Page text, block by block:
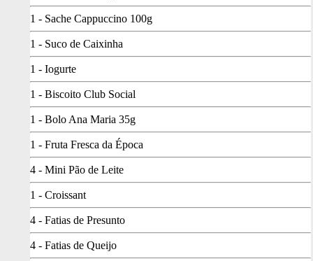
1 - Sache Cappuccino 100g
1 - Suco de Caixinha
1 - Iogurte
1 - Biscoito Club Social
1 - Bolo Ana Maria 35g
1 - Fruta Fresca da Época
4 - Mini Pão de Leite
1 - Croissant
4 - Fatias de Presunto
4 - Fatias de Queijo